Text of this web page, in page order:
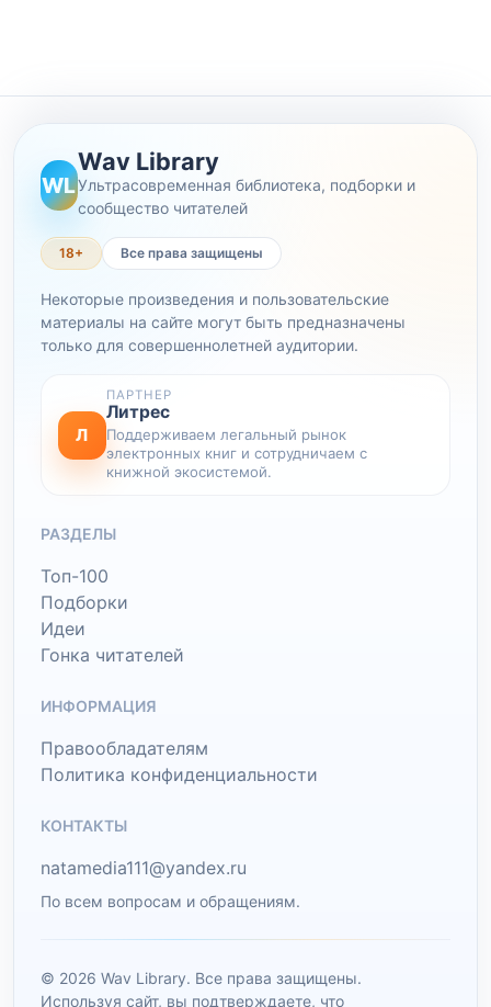
WL
Wav Library
Ультрасовременная библиотека, подборки и
сообщество читателей
18+ Все права защищены
Некоторые произведения и пользовательские
материалы на сайте могут быть предназначены
только для совершеннолетней аудитории.
Л
ПАРТНЕР
Литрес
Поддерживаем легальный рынок
электронных книг и сотрудничаем с
книжной экосистемой.
РАЗДЕЛЫ
Топ-100
Подборки
Идеи
Гонка читателей
ИНФОРМАЦИЯ
Правообладателям
Политика конфиденциальности
КОНТАКТЫ
natamedia111@yandex.ru
По всем вопросам и обращениям.
© 2026 Wav Library. Все права защищены.
Используя сайт, вы подтверждаете, что